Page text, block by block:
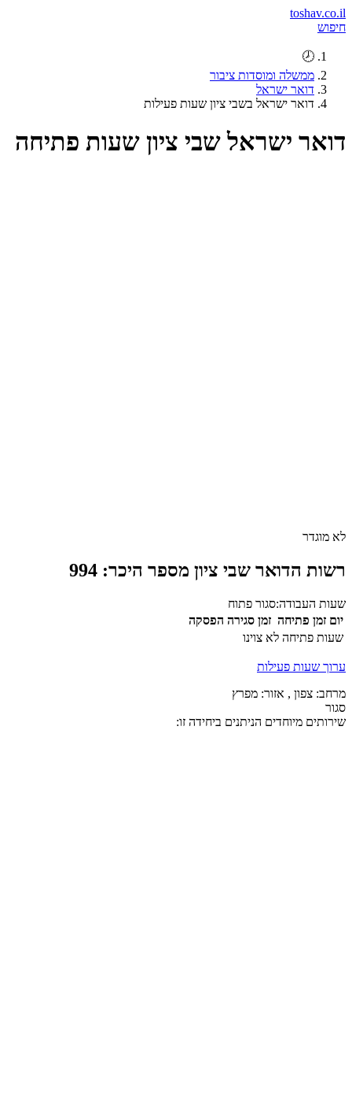
toshav.co.il
חיפוש
🕗
ממשלה ומוסדות ציבור
דואר ישראל
דואר ישראל בשבי ציון שעות פעילות
דואר ישראל שבי ציון שעות פתיחה
לא מוגדר
רשות הדואר שבי ציון מספר היכר: 994
שעות העבודה:סגור פתוח
יום זמן פתיחה זמן סגירה הפסקה
שעות פתיחה לא צוינו
ערוך שעות פעילות
מרחב: צפון , אזור: מפרץ
סגור
שירותים מיוחדים הניתנים ביחידה זו: